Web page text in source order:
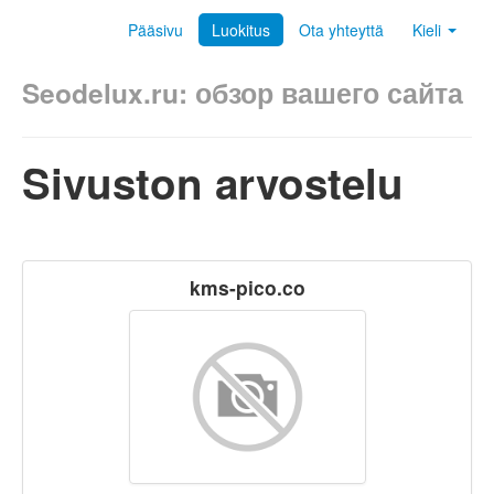
Pääsivu Luokitus Ota yhteyttä Kieli
Seodelux.ru: обзор вашего сайта
Sivuston arvostelu
kms-pico.co